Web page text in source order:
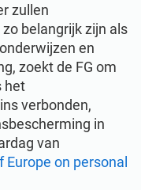
zullen
belangrijk zijn als
en
zoekt de FG om
het
verbonden,
in
van
on personal